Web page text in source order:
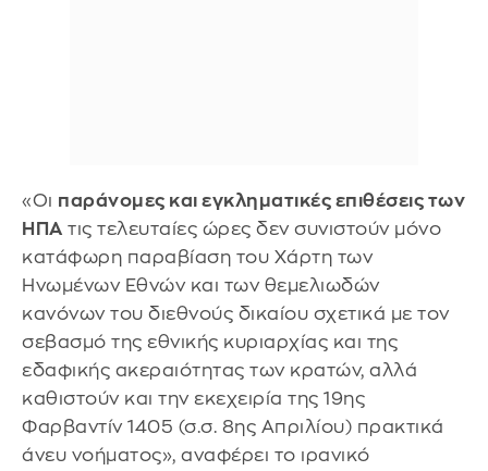
«Οι παράνομες και εγκληματικές επιθέσεις των
ΗΠΑ τις τελευταίες ώρες δεν συνιστούν μόνο
κατάφωρη παραβίαση του Χάρτη των
Ηνωμένων Εθνών και των θεμελιωδών
κανόνων του διεθνούς δικαίου σχετικά με τον
σεβασμό της εθνικής κυριαρχίας και της
εδαφικής ακεραιότητας των κρατών, αλλά
καθιστούν και την εκεχειρία της 19ης
Φαρβαντίν 1405 (σ.σ. 8ης Απριλίου) πρακτικά
άνευ νοήματος», αναφέρει το ιρανικό